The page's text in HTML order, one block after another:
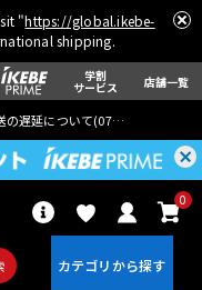
"https://global.ikebe-
shipping.
学割
サービス 店舗一覧
の遅延について(07月29日
0